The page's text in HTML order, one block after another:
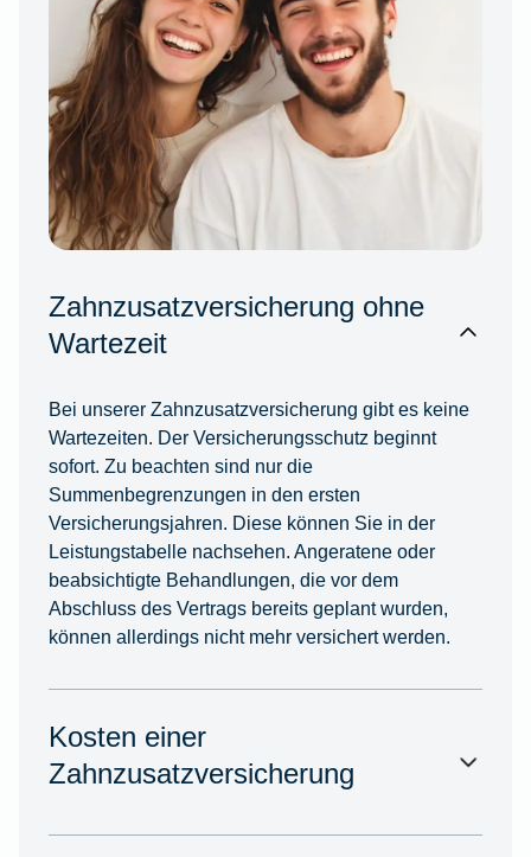
Zahnzusatzversicherung ohne
Wartezeit
Bei unserer Zahnzusatzversicherung gibt es keine
Wartezeiten. Der Versicherungsschutz beginnt
sofort. Zu beachten sind nur die
Summenbegrenzungen in den ersten
Versicherungsjahren. Diese können Sie in der
Leistungstabelle nachsehen. Angeratene oder
beabsichtigte Behandlungen, die vor dem
Abschluss des Vertrags bereits geplant wurden,
können allerdings nicht mehr versichert werden.
Kosten einer
Zahnzusatzversicherung